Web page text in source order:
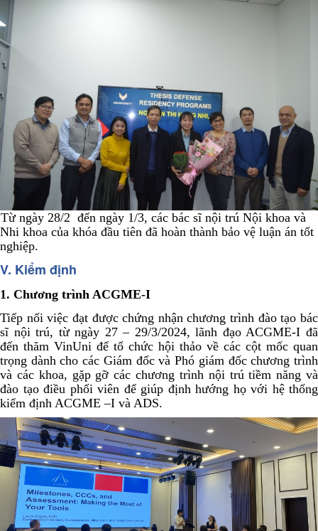
28/2 đến ngày 1/3, các bác sĩ nội trú Nội khoa và
Nhi khoa của khóa đầu tiên đã hoàn thành bảo vệ luận án tốt
nghiệp.
V. Kiểm định
1. Chương trình ACGME-I
Tiếp nối việc đạt được chứng nhận chương trình đào tạo bác
sĩ nội trú, từ ngày 27 – 29/3/2024, lãnh đạo ACGME-I đã
đến thăm VinUni để tổ chức hội thảo về các cột mốc quan
trọng dành cho các Giám đốc và Phó giám đốc chương trình
và các khoa, gặp gỡ các chương trình nội trú tiềm năng và
đào tạo điều phối viên để giúp định hướng họ với hệ thống
kiểm định ACGME –I và ADS.